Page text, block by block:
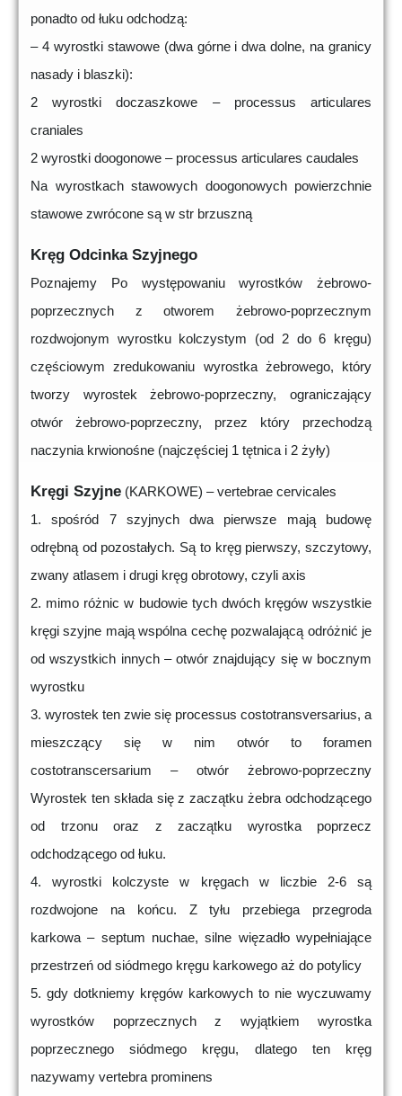
ponadto od łuku odchodzą:
– 4 wyrostki stawowe (dwa górne i dwa dolne, na granicy
nasady i blaszki):
2 wyrostki doczaszkowe – processus articulares
craniales
2 wyrostki doogonowe – processus articulares caudales
Na wyrostkach stawowych doogonowych powierzchnie
stawowe zwrócone są w str brzuszną
Kręg Odcinka Szyjnego
Poznajemy Po występowaniu wyrostków żebrowo-
poprzecznych z otworem żebrowo-poprzecznym
rozdwojonym wyrostku kolczystym (od 2 do 6 kręgu)
częściowym zredukowaniu wyrostka żebrowego, który
tworzy wyrostek żebrowo-poprzeczny, ograniczający
otwór żebrowo-poprzeczny, przez który przechodzą
naczynia krwionośne (najczęściej 1 tętnica i 2 żyły)
Kręgi Szyjne (KARKOWE) – vertebrae cervicales
1. spośród 7 szyjnych dwa pierwsze mają budowę
odrębną od pozostałych. Są to kręg pierwszy, szczytowy,
zwany atlasem i drugi kręg obrotowy, czyli axis
2. mimo różnic w budowie tych dwóch kręgów wszystkie
kręgi szyjne mają wspólna cechę pozwalającą odróżnić je
od wszystkich innych – otwór znajdujący się w bocznym
wyrostku
3. wyrostek ten zwie się processus costotransversarius, a
mieszczący się w nim otwór to foramen
costotranscersarium – otwór żebrowo-poprzeczny
Wyrostek ten składa się z zaczątku żebra odchodzącego
od trzonu oraz z zaczątku wyrostka poprzecz
odchodzącego od łuku.
4. wyrostki kolczyste w kręgach w liczbie 2-6 są
rozdwojone na końcu. Z tyłu przebiega przegroda
karkowa – septum nuchae, silne więzadło wypełniające
przestrzeń od siódmego kręgu karkowego aż do potylicy
5. gdy dotkniemy kręgów karkowych to nie wyczuwamy
wyrostków poprzecznych z wyjątkiem wyrostka
poprzecznego siódmego kręgu, dlatego ten kręg
nazywamy vertebra prominens